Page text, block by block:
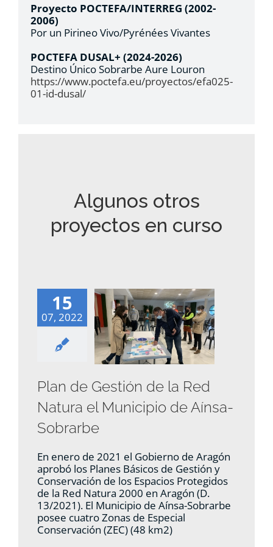
Proyecto POCTEFA/INTERREG (2002-
2006)
Por un Pirineo Vivo/Pyrénées Vivantes
POCTEFA DUSAL+ (2024-2026)
Destino Único Sobrarbe Aure Louron
https://www.poctefa.eu/proyectos/efa025-
01-id-dusal/
Algunos otros
proyectos en curso
15
07, 2022
Plan de Gestión de la Red
Natura el Municipio de Aínsa-
Sobrarbe
En enero de 2021 el Gobierno de Aragón
aprobó los Planes Básicos de Gestión y
Conservación de los Espacios Protegidos
de la Red Natura 2000 en Aragón (D.
13/2021). El Municipio de Aínsa-Sobrarbe
posee cuatro Zonas de Especial
Conservación (ZEC) (48 km2)